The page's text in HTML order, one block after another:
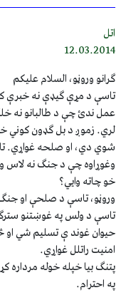
اتل
12.03.2014
ګرانو وروڼو، السلام علیکم
تاسې د مړې ګیډې نه خبرې
عمل ندئ چې د طالبانو نه
لري. زموږ د بل ګډون کوني
شوي دي، او صلحه غواړي.
وغوړاوه چې د جنګ نه لاس
خو چاته وايي؟
وروڼو، تاسې د صلحې او
تاسې د ولس په غوښتنو
حیوان غوند ې تسلیم شي
امنیت راتلل غواړي.
پتنګ بیا خپله خوله
په احترام.